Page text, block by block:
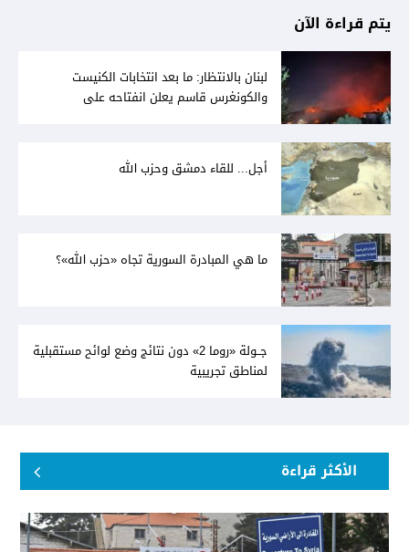
يتم قراءة الآن
لبنان بالانتظار: ما بعد انتخابات الكنيست
والكونغرس قاسم يعلن انفتاحه على
أجل... للقاء دمشق وحزب الله
ما هي المبادرة السورية تجاه «حزب الله»؟
جــولة «روما 2» دون نتائج وضع لوائح مستقبلية
لمناطق تجريبية
الأكثر قراءة